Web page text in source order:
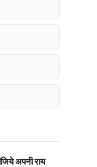
अपनी राय